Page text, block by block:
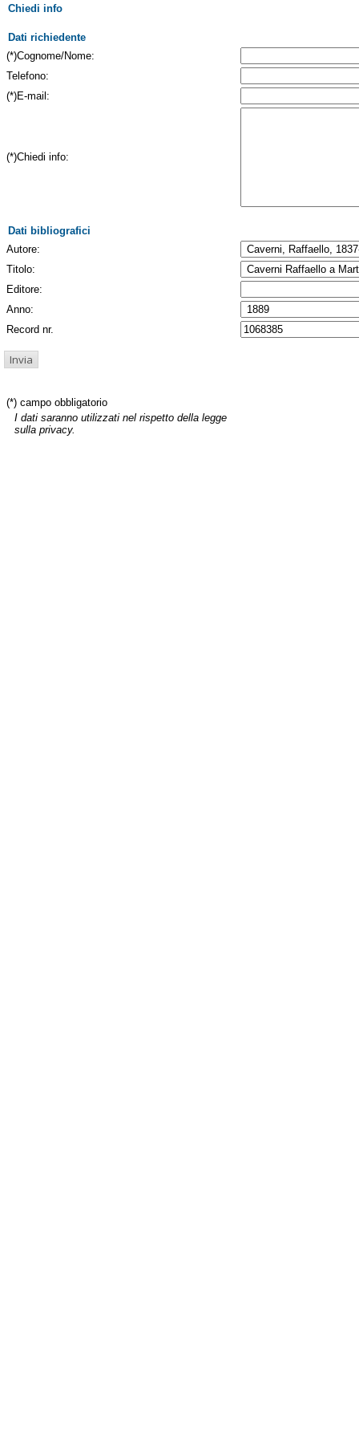
Chiedi info
Dati richiedente
(*)Cognome/Nome:
Telefono:
(*)E-mail:
(*)Chiedi info:
Dati bibliografici
Autore:
Titolo:
Editore:
Anno:
Record nr.
(*) campo obbligatorio
I dati saranno utilizzati nel rispetto della legge
sulla privacy.